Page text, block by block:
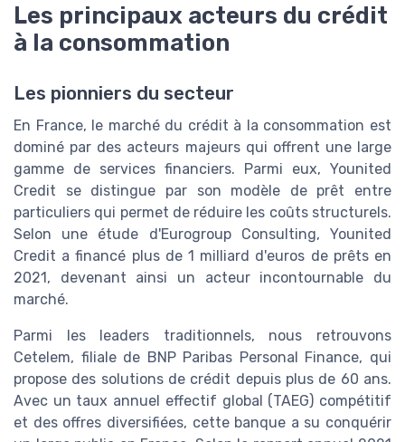
Les principaux acteurs du crédit
à la consommation
Les pionniers du secteur
En France, le marché du crédit à la consommation est
dominé par des acteurs majeurs qui offrent une large
gamme de services financiers. Parmi eux, Younited
Credit se distingue par son modèle de prêt entre
particuliers qui permet de réduire les coûts structurels.
Selon une étude d'Eurogroup Consulting, Younited
Credit a financé plus de 1 milliard d'euros de prêts en
2021, devenant ainsi un acteur incontournable du
marché.
Parmi les leaders traditionnels, nous retrouvons
Cetelem, filiale de BNP Paribas Personal Finance, qui
propose des solutions de crédit depuis plus de 60 ans.
Avec un taux annuel effectif global (TAEG) compétitif
et des offres diversifiées, cette banque a su conquérir